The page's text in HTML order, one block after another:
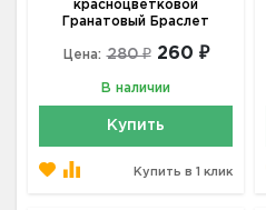
красноцветковой
Гранатовый Браслет
Цена: 280 ₽ 260 ₽
В наличии
Купить
Купить в 1 клик